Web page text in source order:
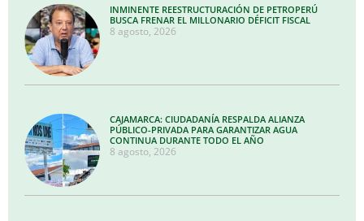
INMINENTE REESTRUCTURACIÓN DE PETROPERÚ
BUSCA FRENAR EL MILLONARIO DÉFICIT FISCAL
8 agosto, 2026
CAJAMARCA: CIUDADANÍA RESPALDA ALIANZA
PÚBLICO-PRIVADA PARA GARANTIZAR AGUA
CONTINUA DURANTE TODO EL AÑO
8 agosto, 2026